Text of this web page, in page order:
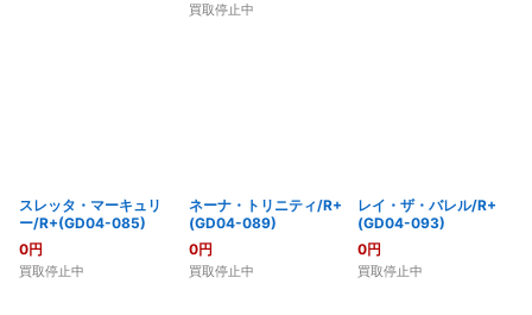
買取停止中
スレッタ・マーキュリ
ー/R+(GD04-085)
0円
買取停止中
ネーナ・トリニティ/R+
(GD04-089)
0円
買取停止中
レイ・ザ・バレル/R+
(GD04-093)
0円
買取停止中